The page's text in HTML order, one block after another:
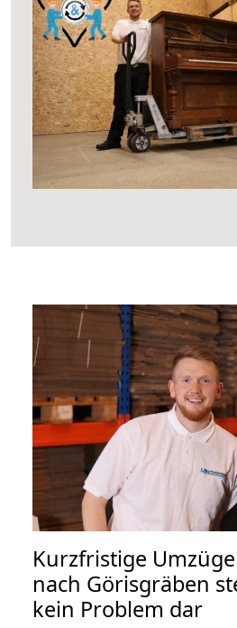
Kurzfristige
nach Görisgräben
kein Problem dar